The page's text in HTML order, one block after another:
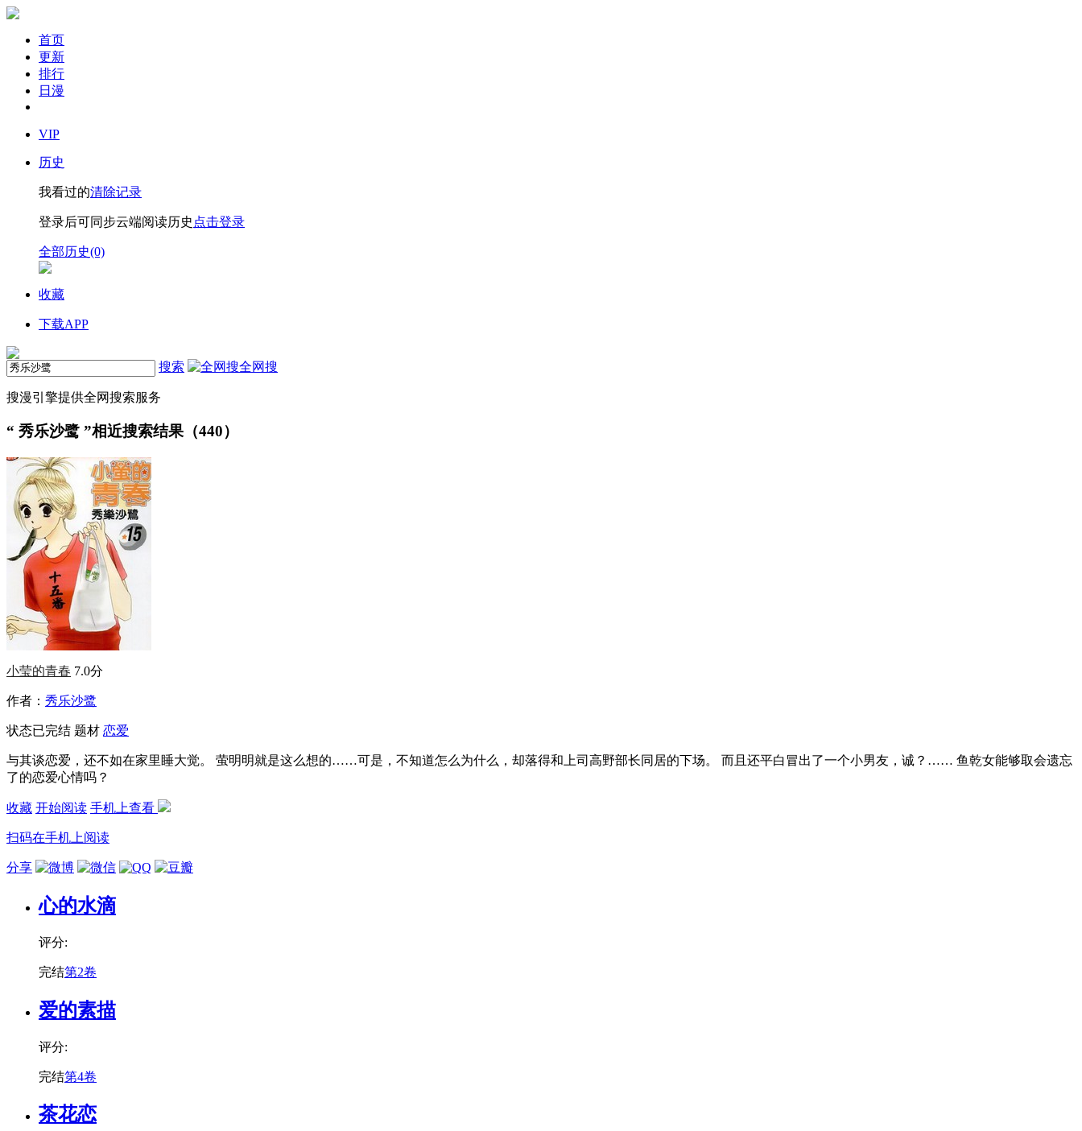
首页
更新
排行
日漫
VIP
历史
我看过的清除记录
登录后可同步云端阅读历史 点击登录
全部历史(0)
收藏
下载APP
搜索 全网搜
搜漫引擎提供全网搜索服务
“ 秀乐沙鹭 ”相近搜索结果（440）
小莹的青春 7.0分
作者： 秀乐沙鹭
状态已完结 题材 恋爱
与其谈恋爱，还不如在家里睡大觉。 萤明明就是这么想的……可是，不知道怎么为什么，却落得和上司高野部长同居的下场。 而且还平白冒出了一个小男友，诚？…… 鱼乾女能够取会遗忘
了的恋爱心情吗？
收藏 开始阅读 手机上查看
扫码在手机上阅读
分享
心的水滴
评分:
完结第2卷
爱的素描
评分:
完结第4卷
茶花恋